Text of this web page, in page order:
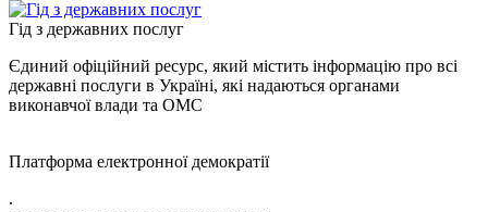
Гід з державних послуг
Єдиний офіційний ресурс, який містить інформацію про всі
державні послуги в Україні, які надаються органами
виконавчої влади та ОМС
Платформа електронної демократії
.